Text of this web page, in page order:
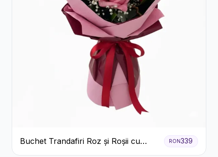
Buchet Trandafiri Roz și Roșii cu
Eucalipt și Gypsophila
RON339